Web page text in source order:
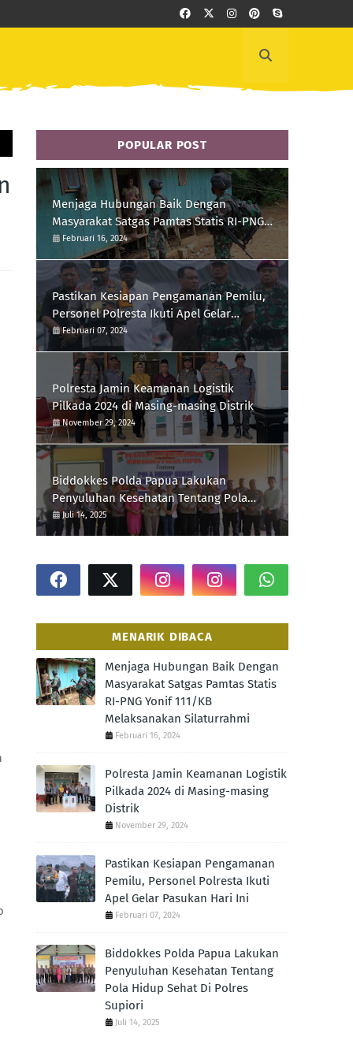
POPULAR POST
Menjaga Hubungan Baik Dengan
Masyarakat Satgas Pamtas Statis RI-PNG
Yonif 111/KB Melaksanakan Silaturrahmi
Februari 16, 2024
Pastikan Kesiapan Pengamanan Pemilu,
Personel Polresta Ikuti Apel Gelar
Pasukan Hari Ini
Februari 07, 2024
Polresta Jamin Keamanan Logistik
Pilkada 2024 di Masing-masing Distrik
November 29, 2024
Biddokkes Polda Papua Lakukan
Penyuluhan Kesehatan Tentang Pola
Hidup Sehat Di Polres Supiori
Juli 14, 2025
MENARIK DIBACA
Menjaga Hubungan Baik Dengan
Masyarakat Satgas Pamtas Statis
RI-PNG Yonif 111/KB
Melaksanakan Silaturrahmi
Februari 16, 2024
Polresta Jamin Keamanan Logistik
Pilkada 2024 di Masing-masing
Distrik
November 29, 2024
Pastikan Kesiapan Pengamanan
Pemilu, Personel Polresta Ikuti
Apel Gelar Pasukan Hari Ini
Februari 07, 2024
Biddokkes Polda Papua Lakukan
Penyuluhan Kesehatan Tentang
Pola Hidup Sehat Di Polres
Supiori
Juli 14, 2025